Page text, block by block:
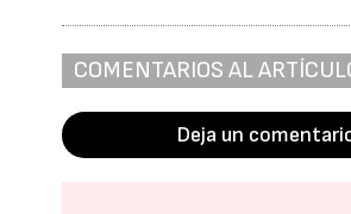
COMENTARIOS AL
Deja un